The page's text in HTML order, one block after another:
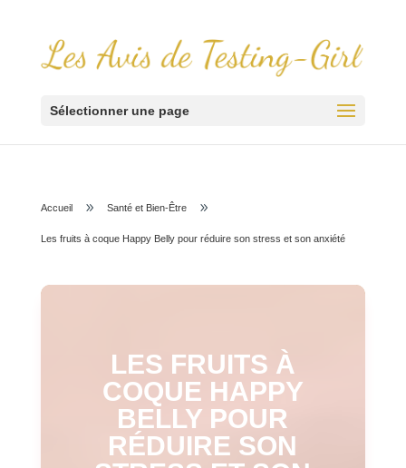
Sélectionner une page
Accueil 9 Santé et Bien-Être 9
Les fruits à coque Happy Belly pour réduire son stress et son anxiété
LES FRUITS À
COQUE HAPPY
BELLY POUR
RÉDUIRE SON